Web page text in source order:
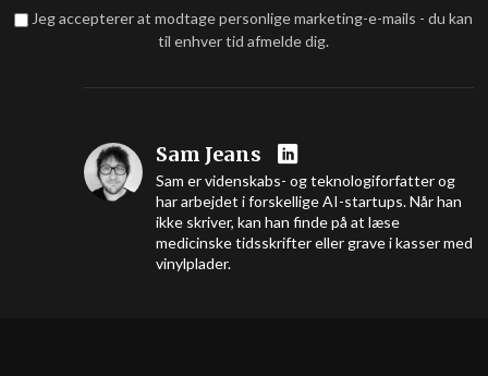
Jeg accepterer at modtage personlige marketing-e-mails - du kan
til enhver tid afmelde dig.
Sam Jeans
Sam er videnskabs- og teknologiforfatter og
har arbejdet i forskellige AI-startups. Når han
ikke skriver, kan han finde på at læse
medicinske tidsskrifter eller grave i kasser med
vinylplader.